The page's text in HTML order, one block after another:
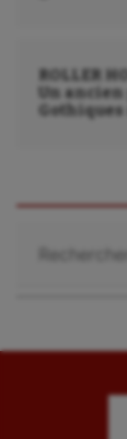
ROLLER
Un